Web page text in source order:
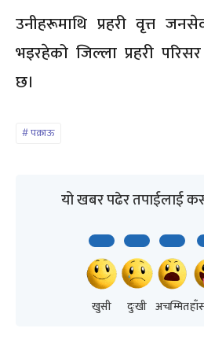
उनीहरूमाथि प्रहरी वृत्त
भइरहेको जिल्ला प्रहरी
छ।
पक्राऊ
यो खबर पढेर तपाईलाई
खुसी दुःखी अचम्मित